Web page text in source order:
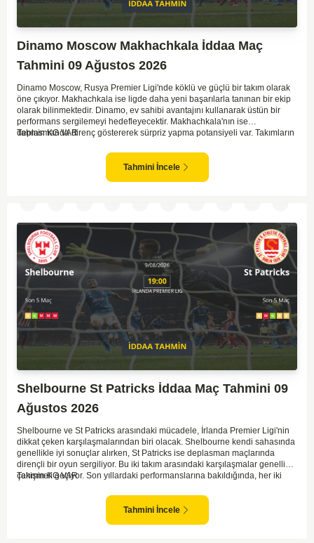
Dinamo Moscow Makhachkala İddaa Maç
Tahmini 09 Ağustos 2026
Dinamo Moscow, Rusya Premier Ligi'nde köklü ve güçlü bir takım olarak
öne çıkıyor. Makhachkala ise ligde daha yeni başarılarla tanınan bir ekip
olarak bilinmektedir. Dinamo, ev sahibi avantajını kullanarak üstün bir
performans sergilemeyi hedefleyecektir. Makhachkala'nın ise
deplasmanda direnç göstererek sürpriz yapma potansiyeli var. Takımların
karşılıklı goller izleyebileceğimiz bir mücadele olası görünüyor. Taktiksel
açıdan dengeli bir maç olması beklenirken, seyir zevki yüksek bir
karşılaşma bizleri bekliyor.
Tahmin KG VAR
Tahmini İncele
Shelbourne St Patricks İddaa Maç Tahmini 09
Ağustos 2026
Shelbourne ve St Patricks arasındaki mücadele, İrlanda Premier Ligi'nin
dikkat çeken karşılaşmalarından biri olacak. Shelbourne kendi sahasında
genellikle iyi sonuçlar alırken, St Patricks ise deplasman maçlarında
dirençli bir oyun sergiliyor. Bu iki takım arasındaki karşılaşmalar genellikle
çekişmeli geçiyor. Son yıllardaki performanslarına bakıldığında, her iki
bozulmayabilir ancak her iki takım da gol atmak için fırsatlar arayacaktır.
İki tarafın da savunmada dikkatli olması maçın sonucunu belirleyecek.
Tahmin KG VAR
Tahmini İncele